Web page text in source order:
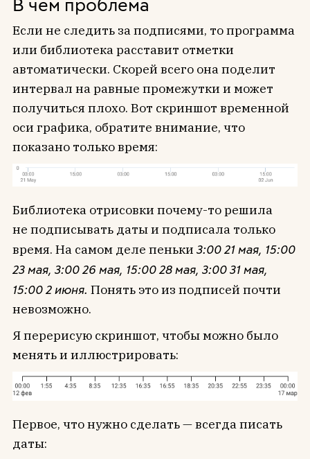
Если не следить за подписями, то программа
или библиотека расставит отметки
автоматически. Скорей всего она поделит
интервал на равные промежутки и может
получиться плохо. Вот скриншот временной
оси графика, обратите внимание, что
показано только время:
Библиотека отрисовки почему-то решила
не подписывать даты и подписала только
время. На самом деле пеньки 3:00 21 мая, 15:00
23 мая, 3:00 26 мая, 15:00 28 мая, 3:00 31 мая,
15:00 2 июня. Понять это из подписей почти
невозможно.
Я перерисую скриншот, чтобы можно было
менять и иллюстрировать:
Первое, что нужно сделать — всегда писать
даты: